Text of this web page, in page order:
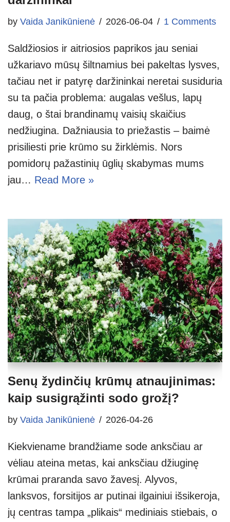
by Vaida Janikūnienė 2026-06-04 1 Comments
Saldžiosios ir aitriosios paprikos jau seniai
užkariavo mūsų šiltnamius bei pakeltas lysves,
tačiau net ir patyrę daržininkai neretai susiduria
su ta pačia problema: augalas vešlus, lapų
daug, o štai brandinamų vaisių skaičius
nedžiugina. Dažniausia to priežastis – baimė
prisiliesti prie krūmo su žirklėmis. Nors
pomidorų pažastinių ūglių skabymas mums
jau… Read More »
Senų žydinčių krūmų atnaujinimas:
kaip susigrąžinti sodo grožį?
by Vaida Janikūnienė 2026-04-26
Kiekviename brandžiame sode anksčiau ar
vėliau ateina metas, kai anksčiau džiuginę
krūmai praranda savo žavesį. Alyvos,
lanksvos, forsitijos ar putinai ilgainiui išsikeroja,
jų centras tampa „plikais“ mediniais stiebais, o